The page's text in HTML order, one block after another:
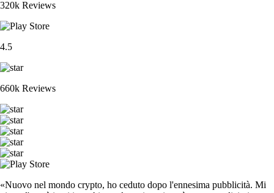
320k Reviews
4.5
660k Reviews
«Nuovo nel mondo crypto, ho ceduto dopo l'ennesima pubblicità. Mi